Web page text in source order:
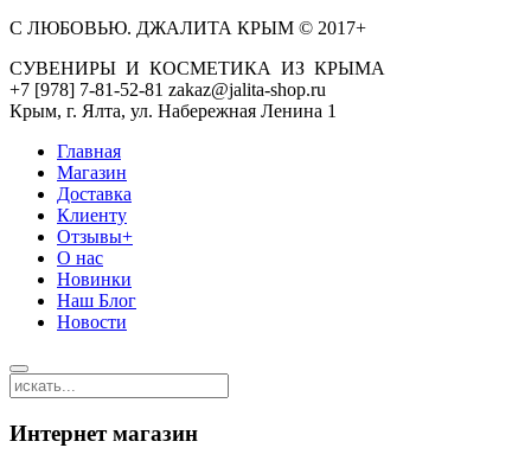
С ЛЮБОВЬЮ. ДЖАЛИТА КРЫМ © 2017+
СУВЕНИРЫ И КОСМЕТИКА ИЗ КРЫМА
+7 [978] 7-81-52-81 zakaz@jalita-shop.ru
Крым, г. Ялта, ул. Набережная Ленина 1
Главная
Магазин
Доставка
Клиенту
Отзывы+
О нас
Новинки
Наш Блог
Новости
Интернет магазин